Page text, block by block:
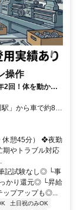
操作
休憩45分） ❖夜勤
やトラブル対応
記試験なし◎ └事
かり還元◎ └昇給
ップアップも◎...
土日祝のみOK